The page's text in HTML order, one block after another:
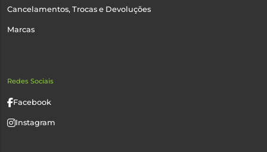
Cancelamentos, Trocas e Devoluções
Marcas
Redes Sociais
Facebook
Instagram